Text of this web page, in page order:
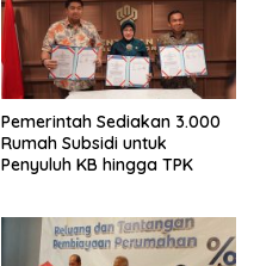
Pemerintah Sediakan 3.000
Rumah Subsidi untuk
Penyuluh KB hingga TPK